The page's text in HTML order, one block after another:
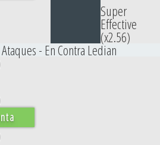
Super
Effective
(x2.56)
- En Contra Ledian